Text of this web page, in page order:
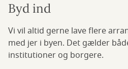
Byd ind
Vi vil altid gerne lave flere
med jer i byen. Det gælder
institutioner og borgere.